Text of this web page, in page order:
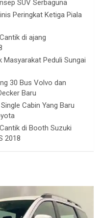
SUV Serbaguna
Peringkat Ketiga Piala
di ajang
Masyarakat Peduli Sungai
30 Bus Volvo dan
Baru
Cabin Yang Baru
di Booth Suzuki
2018